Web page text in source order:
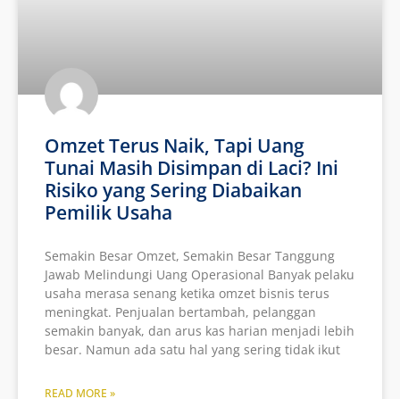
Omzet Terus Naik, Tapi Uang
Tunai Masih Disimpan di Laci? Ini
Risiko yang Sering Diabaikan
Pemilik Usaha
Semakin Besar Omzet, Semakin Besar Tanggung
Jawab Melindungi Uang Operasional Banyak pelaku
usaha merasa senang ketika omzet bisnis terus
meningkat. Penjualan bertambah, pelanggan
semakin banyak, dan arus kas harian menjadi lebih
besar. Namun ada satu hal yang sering tidak ikut
READ MORE »